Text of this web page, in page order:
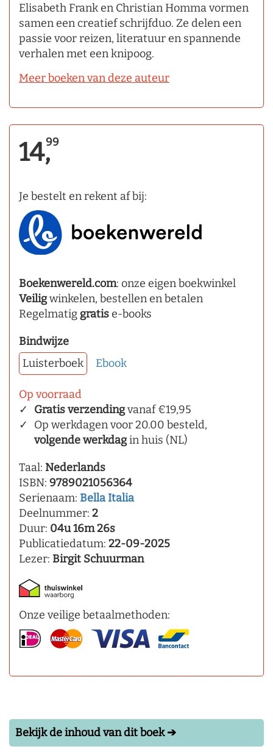
Elisabeth Frank en Christian Homma vormen
samen een creatief schrijfduo. Ze delen een
passie voor reizen, literatuur en spannende
verhalen met een knipoog.
Meer boeken van deze auteur
14,99
Je bestelt en rekent af bij:
Boekenwereld.com: onze eigen boekwinkel
Veiligwinkelen, bestellen en betalen
Regelmatig gratise-books
Bindwijze
Luisterboek
Ebook
Op voorraad
Gratis verzendingvanaf €19,95
Op werkdagen voor 20.00 besteld,
volgende werkdagin huis (NL)
Taal: Nederlands
ISBN: 9789021056364
Serienaam: Bella Italia
Deelnummer: 2
Duur: 04u 16m 26s
Publicatiedatum: 22-09-2025
Lezer: Birgit Schuurman
Onze veilige betaalmethoden:
Bekijk de inhoud van dit boek ➔